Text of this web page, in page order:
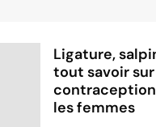
Ligature,
tout savoir
les femmes